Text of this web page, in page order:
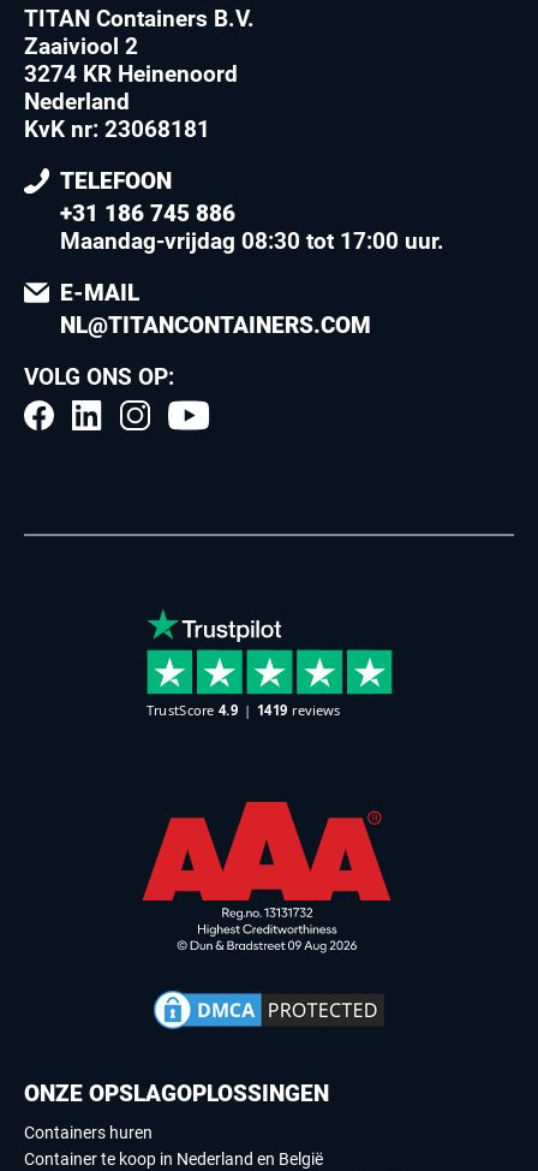
TITAN Containers B.V.
Zaaiviool 2
3274 KR Heinenoord
Nederland
KvK nr: 23068181
TELEFOON
+31 186 745 886
Maandag-vrijdag 08:30 tot 17:00 uur.
E-MAIL
NL@TITANCONTAINERS.COM
VOLG ONS OP:
ONZE OPSLAGOPLOSSINGEN
Containers huren
Container te koop in Nederland en België